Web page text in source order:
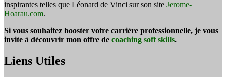
inspirantes telles que Léonard de Vinci sur son site Jerome-
Hoarau.com.
Si vous souhaitez booster votre carrière professionnelle, je vous
invite à découvrir mon offre de coaching soft skills.
Liens Utiles